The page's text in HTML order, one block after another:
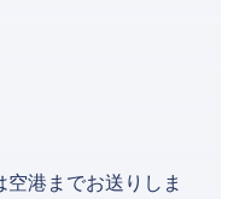
港までお送りしま